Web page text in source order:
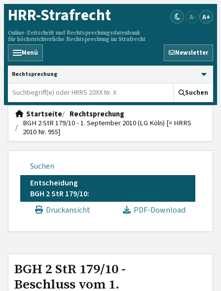
HRR-Strafrecht
Online-Zeitschrift und Rechtsprechungsdatenbank
für höchstrichterliche Rechtsprechung im Strafrecht
A- A+
Menü Newsletter
HRRS durchsuchen
Suchen
Startseite
Rechtsprechung
BGH 2 StR 179/10 - 1. September 2010 (LG Köln) [= HRRS
2010 Nr. 955]
Suchen
Entscheidung
BGH 2 StR 179/10:
Druckansicht
PDF-Download
BGH 2 StR 179/10 -
Beschluss vom 1.